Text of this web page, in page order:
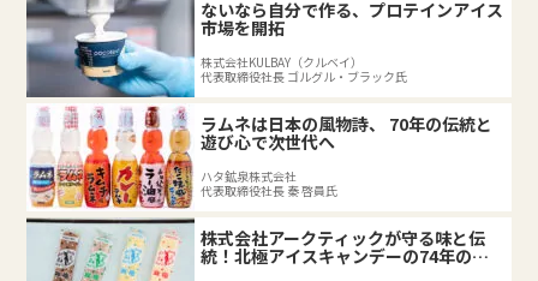
ないなら自分で作る、プロテインアイス
市場を開拓
株式会社KULBAY（クルベイ）
代表取締役社長 ゴルグル・ブラック氏
ラムネは日本の風物詩、 70年の伝統と
遊び心で次世代へ
ハタ鉱泉株式会社
代表取締役社長 秦 啓員氏
株式会社アークティックが守る味と伝
統！北極アイスキャンデーの74年の軌